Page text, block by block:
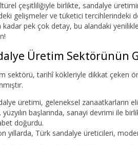
çeşitliliğiyle birlikte, sandalye
gelişmeler ve tüketici tercihlerindeki
pek çok detay, bu alandaki
Üretim Sektörünün
sektörü, tarihî kökleriyle dikkat çeken
üretimi, geleneksel zanaatkarların
yüzyılın başlarında, sanayi devrimi ile
doğurdu.
yıllarda, Türk sandalye üreticileri,